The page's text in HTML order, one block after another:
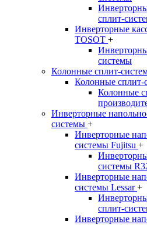
сплит-
Инверторные
TOSOT +
системы
Колонные сплит-
Колонные сплит-
Колонные
Инверторные
системы +
Инверторные
системы Fujitsu +
системы
Инверторные
системы Lessar+
сплит-
Инверторные